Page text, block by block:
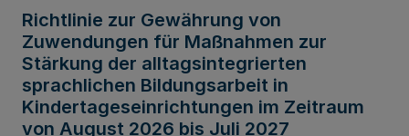
Richtlinie zur Gewährung von
Zuwendungen für Maßnahmen zur
Stärkung der alltagsintegrierten
sprachlichen Bildungsarbeit in
Kindertageseinrichtungen im Zeitraum
von August 2026 bis Juli 2027